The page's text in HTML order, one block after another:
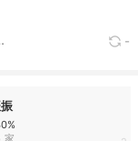
2期5单元705室 -